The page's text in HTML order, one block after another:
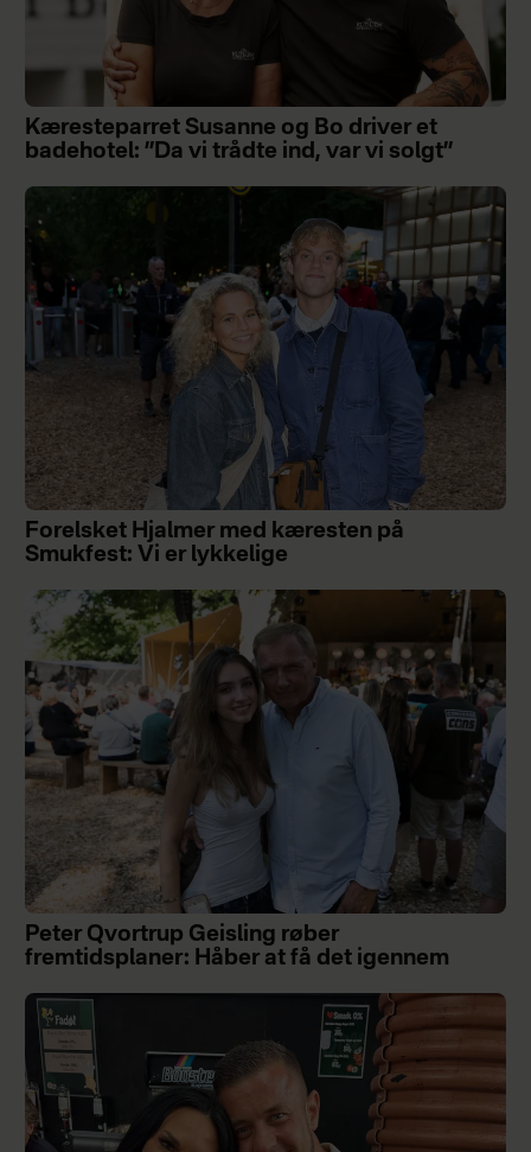
Kæresteparret Susanne og Bo driver et
badehotel: ”Da vi trådte ind, var vi solgt”
Forelsket Hjalmer med kæresten på
Smukfest: Vi er lykkelige
Peter Qvortrup Geisling røber
fremtidsplaner: Håber at få det igennem